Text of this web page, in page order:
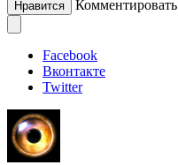
Нравится Комментировать
Facebook
Вконтакте
Twitter